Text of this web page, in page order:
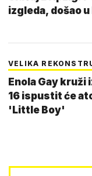
izgleda, došao u
VELIKA
Enola Gay kruži
16 ispustit će
'Little Boy'